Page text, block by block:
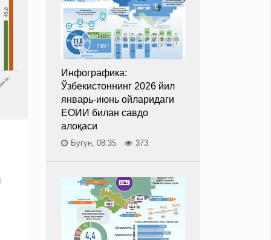
Инфографика:
Ўзбекистоннинг 2026 йил
январь-июнь ойларидаги
ЕОИИ билан савдо
алоқаси
Бугун, 08:35 373